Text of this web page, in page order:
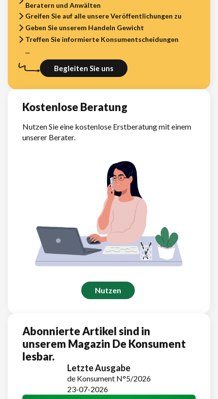
Beratern und Anwälten
Greifen Sie auf alle unsere Veröffentlichungen zu
Geben Sie unserem Handeln Gewicht
Treffen Sie informierte Konsumentscheidungen
...
Begleiten Sie uns
Kostenlose Beratung
Nutzen Sie eine kostenlose Erstberatung mit einem
unserer Berater.
Nutzen
Abonnierte Artikel sind in
unserem Magazin De Konsument
lesbar.
Letzte Ausgabe
de Konsument N°5/2026
23-07-2026